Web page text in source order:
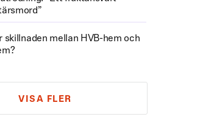
skillnaden mellan HVB-hem och
VISA FLER